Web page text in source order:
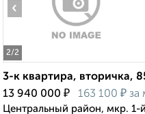
2/2
‹
3-к квартира, вторичка,
13 940 000 ₽ 163 100 ₽ за
Центральный район, мкр.